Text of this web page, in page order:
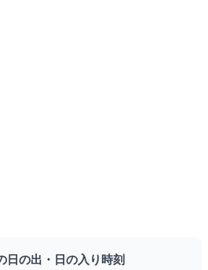
日の出・日の入り時刻